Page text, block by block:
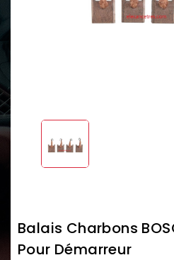
Balais Charbons
Pour Démarreur